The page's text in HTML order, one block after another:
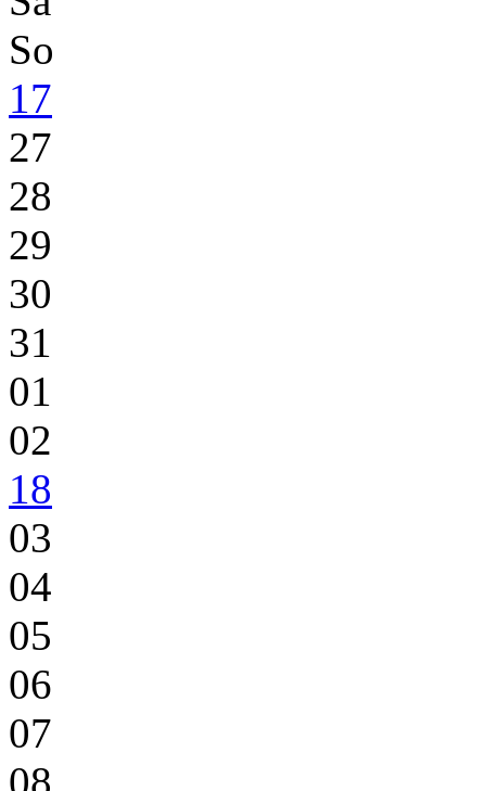
So
17
27
28
29
30
31
01
02
18
03
04
05
06
07
08